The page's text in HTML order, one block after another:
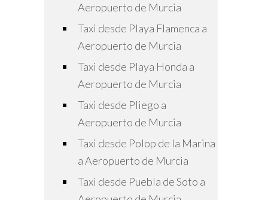
Aeropuerto de Murcia
Taxi desde Playa Flamenca a
Aeropuerto de Murcia
Taxi desde Playa Honda a
Aeropuerto de Murcia
Taxi desde Pliego a
Aeropuerto de Murcia
Taxi desde Polop de la Marina
a Aeropuerto de Murcia
Taxi desde Puebla de Soto a